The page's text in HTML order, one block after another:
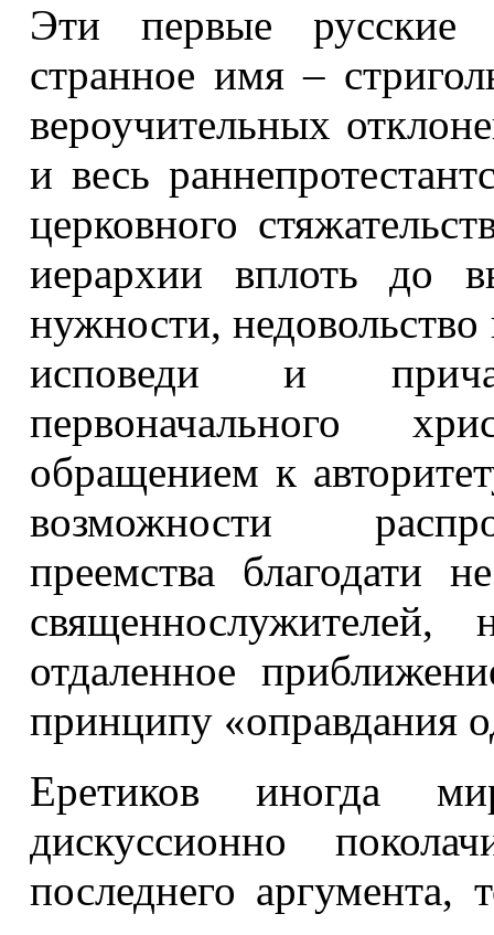
Эти первые русские
странное имя –
вероучительных
и весь
церковного
иерархии вплоть до
нужности,
исповеди и
первоначального
обращением к
возможности
преемства благодати
отдаленное
принципу «оправдания
Еретиков иногда
дискуссионно
последнего